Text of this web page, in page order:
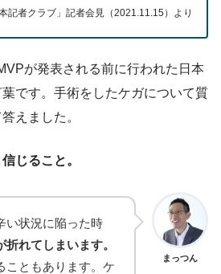
本記者クラブ」記者会見（2021.11.15）より
が発表される前に行われた日本
です。手術をしたケガについて質
えました。
じること。
まっつん
い状況に陥った時
れてしまいます。
こともあります。ケ